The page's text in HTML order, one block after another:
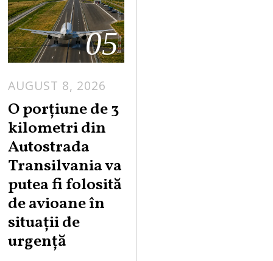
05
AUGUST 8, 2026
U
G
T
8
O porțiune de 3
kilometri din
Autostrada
Transilvania va
putea fi folosită
de avioane în
situații de
urgență